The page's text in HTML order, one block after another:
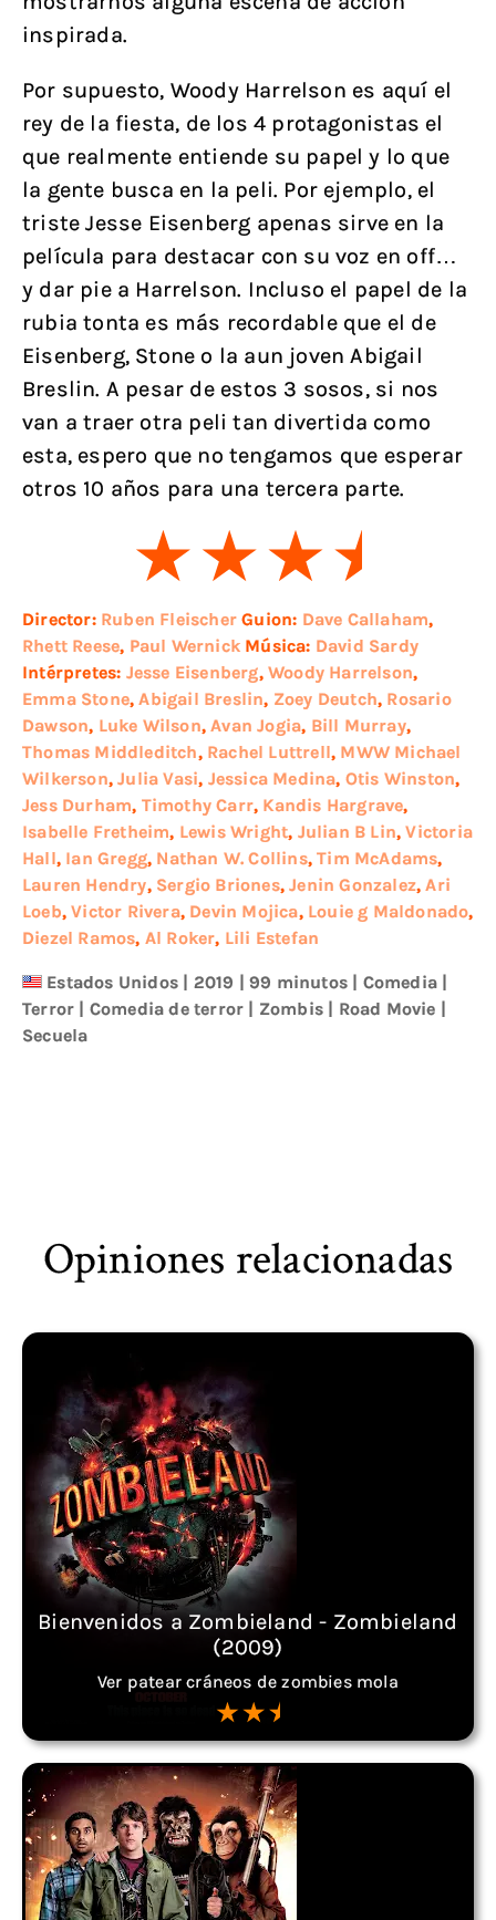
inspirada.
Por supuesto, Woody Harrelson es aquí el
rey de la fiesta, de los 4 protagonistas el
que realmente entiende su papel y lo que
la gente busca en la peli. Por ejemplo, el
triste Jesse Eisenberg apenas sirve en la
película para destacar con su voz en off…
y dar pie a Harrelson. Incluso el papel de la
rubia tonta es más recordable que el de
Eisenberg, Stone o la aun joven Abigail
Breslin. A pesar de estos 3 sosos, si nos
van a traer otra peli tan divertida como
esta, espero que no tengamos que esperar
otros 10 años para una tercera parte.
Director: Ruben Fleischer Guion: Dave Callaham,
Rhett Reese, Paul Wernick Música: David Sardy
Intérpretes: Jesse Eisenberg,Woody Harrelson,
Emma Stone,Abigail Breslin, Zoey Deutch, Rosario
Dawson, Luke Wilson,Avan Jogia, Bill Murray,
Thomas Middleditch, Rachel Luttrell, MWW Michael
Wilkerson,Julia Vasi, Jessica Medina, Otis Winston,
Jess Durham, Timothy Carr, Kandis Hargrave,
Isabelle Fretheim, Lewis Wright, Julian B Lin,Victoria
Hall, Ian Gregg, Nathan W. Collins,Tim McAdams,
Lauren Hendry, Sergio Briones,Jenin Gonzalez,Ari
Loeb,Victor Rivera, Devin Mojica, Louie g Maldonado,
Diezel Ramos, Al Roker, Lili Estefan
Estados Unidos | 2019 | 99 minutos | Comedia |
Terror | Comedia de terror | Zombis | Road Movie |
Secuela
Opiniones relacionadas
Bienvenidos a Zombieland - Zombieland
(2009)
Ver patear cráneos de zombies mola